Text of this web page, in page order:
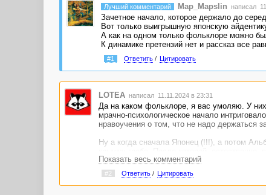
Лучший комментарий Map_Mapslin написал
Зачетное начало, которое держало до
Вот только выигрышную японскую
А как на одном только фольклоре можно
К динамике претензий нет и рассказ все
#1 Ответить/ Цитировать
LOTEA написал 11.11.2024 в 23:31
Да на каком фольклоре, я вас умоляю. У
мрачно-психологическое начало
нравоучения о том, что не надо держаться
Ну а когда сначала Японец (!!!), а потом
в целом, это скорее не мистика, а
Показать весь комментарий
#2 Ответить/ Цитировать